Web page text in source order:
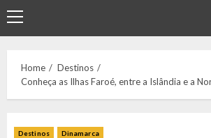
Primary
Menu
Home
Destinos
Conheça as Ilhas Faroé, entre a Islândia e a
Destinos Dinamarca